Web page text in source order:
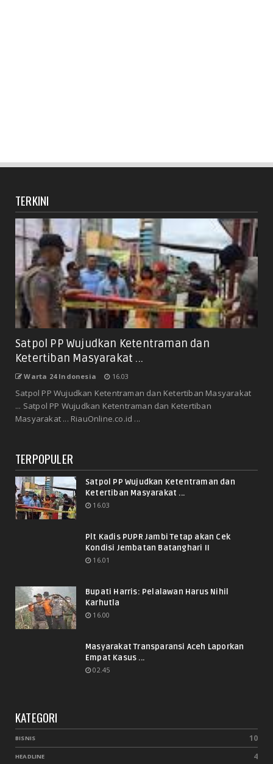
TERKINI
Satpol PP Wujudkan Ketentraman dan
Ketertiban Masyarakat ...
Warta 24 Indonesia 16.03
Satpol PP Wujudkan Ketentraman dan Ketertiban Masyarakat
... Satpol PP Wujudkan Ketentraman dan Ketertiban
Masyarakat ... RiauOnline.co.id ...
TERPOPULER
Satpol PP Wujudkan Ketentraman dan
Ketertiban Masyarakat ...
16.03
Plt Kadis PUPR Jambi Tetap akan Cek
Kondisi Jembatan Batanghari II
16.01
Bupati Harris: Pelalawan Harus Nihil
Karhutla
16.00
Masyarakat Transparansi Aceh Laporkan
Empat Kasus ...
02.45
KATEGORI
BISNIS 10
HEADLINE 4